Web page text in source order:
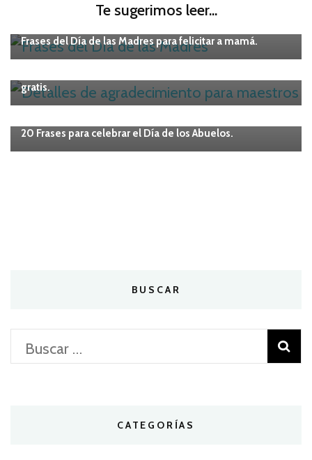
Te sugerimos leer...
Frases del Día de las Madres para felicitar a mamá.
IMPRIMIBLESMaternidad
gratis.
20 Frases para celebrar el Día de los Abuelos.
BUSCAR
Buscar:
CATEGORÍAS